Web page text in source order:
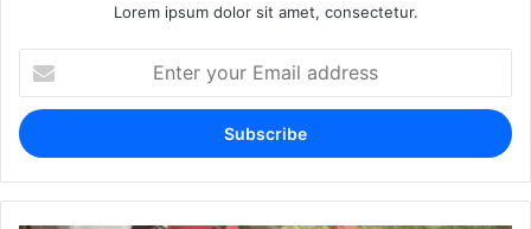
Lorem ipsum dolor sit amet, consectetur.